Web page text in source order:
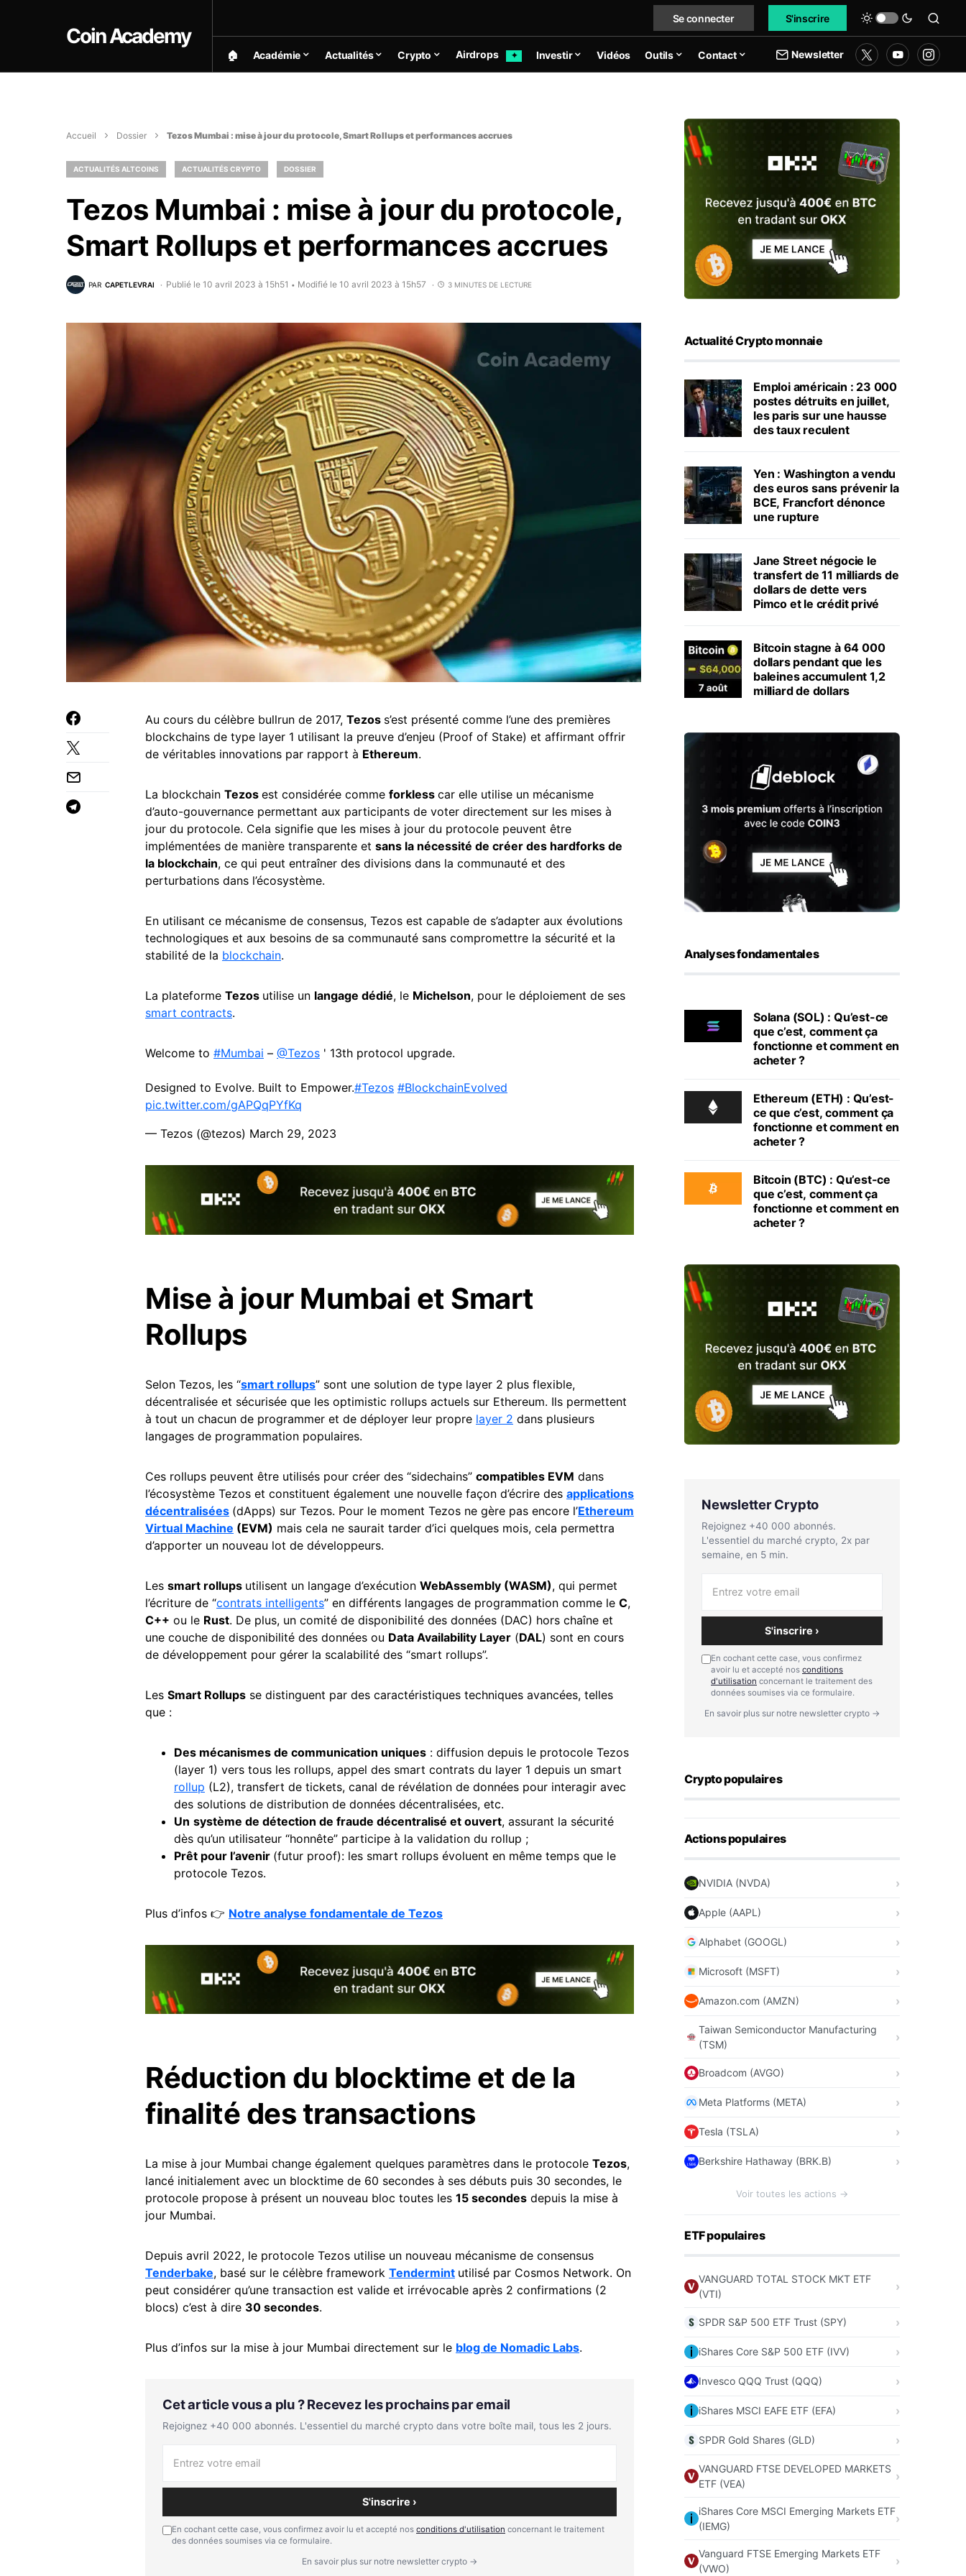
Coin Academy
Se connecter S'inscrire
🏠︎ Académie Actualités Crypto Airdrops ✦ Investir Vidéos Outils Contact Newsletter
Accueil Dossier Tezos Mumbai : mise à jour du protocole, Smart Rollups et performances accrues
ACTUALITÉS ALTCOINS ACTUALITÉS CRYPTO DOSSIER
Tezos Mumbai : mise à jour du protocole,
Smart Rollups et performances accrues
PAR CAPETLEVRAI Publié le 10 avril 2023 à 15h51 • Modifié le 10 avril 2023 à 15h57 3 MINUTES DE LECTURE
Au cours du célèbre bullrun de 2017, Tezos s’est présenté comme l’une des premières
blockchains de type layer 1 utilisant la preuve d’enjeu (Proof of Stake) et affirmant offrir
de véritables innovations par rapport à Ethereum.
La blockchain Tezos est considérée comme forkless car elle utilise un mécanisme
d’auto-gouvernance permettant aux participants de voter directement sur les mises à
jour du protocole. Cela signifie que les mises à jour du protocole peuvent être
implémentées de manière transparente et sans la nécessité de créer des hardforks de
la blockchain, ce qui peut entraîner des divisions dans la communauté et des
perturbations dans l’écosystème.
En utilisant ce mécanisme de consensus, Tezos est capable de s’adapter aux évolutions
technologiques et aux besoins de sa communauté sans compromettre la sécurité et la
stabilité de la blockchain.
La plateforme Tezos utilise un langage dédié, le Michelson, pour le déploiement de ses
smart contracts.
Welcome to #Mumbai – @Tezos ' 13th protocol upgrade.
Designed to Evolve. Built to Empower.#Tezos #BlockchainEvolved
pic.twitter.com/gAPQqPYfKq
— Tezos (@tezos) March 29, 2023
Mise à jour Mumbai et Smart
Rollups
Selon Tezos, les “smart rollups” sont une solution de type layer 2 plus flexible,
décentralisée et sécurisée que les optimistic rollups actuels sur Ethereum. Ils permettent
à tout un chacun de programmer et de déployer leur propre layer 2 dans plusieurs
langages de programmation populaires.
Ces rollups peuvent être utilisés pour créer des “sidechains” compatibles EVM dans
l’écosystème Tezos et constituent également une nouvelle façon d’écrire des applications
décentralisées (dApps) sur Tezos. Pour le moment Tezos ne gère pas encore l’Ethereum
Virtual Machine (EVM) mais cela ne saurait tarder d’ici quelques mois, cela permettra
d’apporter un nouveau lot de développeurs.
Les smart rollups utilisent un langage d’exécution WebAssembly (WASM), qui permet
l’écriture de “contrats intelligents” en différents langages de programmation comme le C,
C++ ou le Rust. De plus, un comité de disponibilité des données (DAC) hors chaîne et
une couche de disponibilité des données ou Data Availability Layer (DAL) sont en cours
de développement pour gérer la scalabilité des “smart rollups”.
Les Smart Rollups se distinguent par des caractéristiques techniques avancées, telles
que :
Des mécanismes de communication uniques : diffusion depuis le protocole Tezos
(layer 1) vers tous les rollups, appel des smart contrats du layer 1 depuis un smart
rollup (L2), transfert de tickets, canal de révélation de données pour interagir avec
des solutions de distribution de données décentralisées, etc.
Un système de détection de fraude décentralisé et ouvert, assurant la sécurité
dès qu’un utilisateur “honnête” participe à la validation du rollup ;
Prêt pour l’avenir (futur proof): les smart rollups évoluent en même temps que le
protocole Tezos.
Plus d’infos 👉 Notre analyse fondamentale de Tezos
Réduction du blocktime et de la
finalité des transactions
La mise à jour Mumbai change également quelques paramètres dans le protocole Tezos,
lancé initialement avec un blocktime de 60 secondes à ses débuts puis 30 secondes, le
protocole propose à présent un nouveau bloc toutes les 15 secondes depuis la mise à
jour Mumbai.
Depuis avril 2022, le protocole Tezos utilise un nouveau mécanisme de consensus
Tenderbake, basé sur le célèbre framework Tendermint utilisé par Cosmos Network. On
peut considérer qu’une transaction est valide et irrévocable après 2 confirmations (2
blocs) c’est à dire 30 secondes.
Plus d’infos sur la mise à jour Mumbai directement sur le blog de Nomadic Labs.
Cet article vous a plu ? Recevez les prochains par email
Rejoignez +40 000 abonnés. L'essentiel du marché crypto dans votre boîte mail, tous les 2 jours.
S'inscrire ›
En cochant cette case, vous confirmez avoir lu et accepté nos conditions d'utilisation concernant le traitement
des données soumises via ce formulaire.
En savoir plus sur notre newsletter crypto →
Actualité Crypto monnaie
Emploi américain : 23 000
postes détruits en juillet,
les paris sur une hausse
des taux reculent
Yen : Washington a vendu
des euros sans prévenir la
BCE, Francfort dénonce
une rupture
Jane Street négocie le
transfert de 11 milliards de
dollars de dette vers
Pimco et le crédit privé
Bitcoin stagne à 64 000
dollars pendant que les
baleines accumulent 1,2
milliard de dollars
Analyses fondamentales
Solana (SOL) : Qu’est-ce
que c’est, comment ça
fonctionne et comment en
acheter ?
Ethereum (ETH) : Qu’est-
ce que c’est, comment ça
fonctionne et comment en
acheter ?
Bitcoin (BTC) : Qu’est-ce
que c’est, comment ça
fonctionne et comment en
acheter ?
Newsletter Crypto
Rejoignez +40 000 abonnés.
L'essentiel du marché crypto, 2x par
semaine, en 5 min.
S'inscrire ›
En cochant cette case, vous confirmez
avoir lu et accepté nos conditions
d'utilisation concernant le traitement des
données soumises via ce formulaire.
En savoir plus sur notre newsletter crypto →
Crypto populaires
Actions populaires
NVIDIA (NVDA)
Apple (AAPL)
Alphabet (GOOGL)
Microsoft (MSFT)
Amazon.com (AMZN)
Taiwan Semiconductor Manufacturing
(TSM)
Broadcom (AVGO)
Meta Platforms (META)
Tesla (TSLA)
Berkshire Hathaway (BRK.B)
Voir toutes les actions →
ETF populaires
VANGUARD TOTAL STOCK MKT ETF
(VTI)
SPDR S&P 500 ETF Trust (SPY)
iShares Core S&P 500 ETF (IVV)
Invesco QQQ Trust (QQQ)
iShares MSCI EAFE ETF (EFA)
SPDR Gold Shares (GLD)
VANGUARD FTSE DEVELOPED MARKETS
ETF (VEA)
iShares Core MSCI Emerging Markets ETF
(IEMG)
Vanguard FTSE Emerging Markets ETF
(VWO)